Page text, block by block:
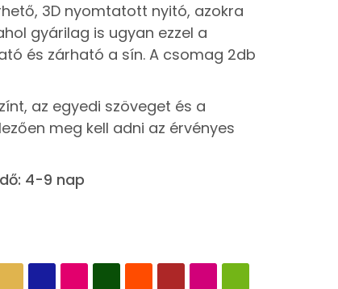
3D nyomtatott nyitó, azokra
gyárilag is ugyan ezzel a
és zárható a sín. A csomag 2db
az egyedi szöveget és a
meg kell adni az érvényes
4-9 nap